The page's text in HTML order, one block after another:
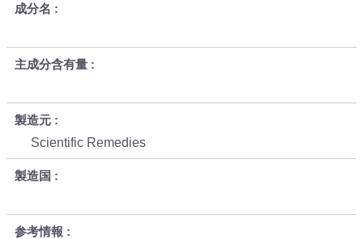
成分名
主成分含有量
製造元
Scientific Remedies
製造国
参考情報